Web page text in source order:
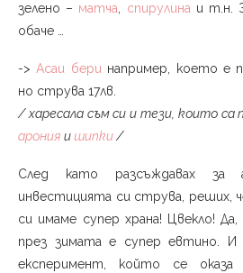
зелено – матча спирулина и т.н.
обаче …
->Асаи бери например, което е
но струва 17лв.
/ харесала съм си и тези, които са
арония и шипки/
След като разсъждавах
инвестицията си струва, реших,
си имаме супер храна! Цвекло!
през зимата е супер евтино. И
експеримент, който се оказа